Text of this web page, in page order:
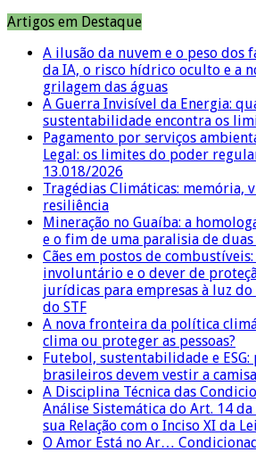
Artigos em Destaque
A ilusão da nuvem e o peso dos
da IA, o risco hídrico oculto e a
grilagem das águas
A Guerra Invisível da Energia:
sustentabilidade encontra os
Pagamento por serviços
Legal: os limites do poder
13.018/2026
Tragédias Climáticas: memória,
resiliência
Mineração no Guaíba: a
e o fim de uma paralisia de duas
Cães em postos de
involuntário e o dever de
jurídicas para empresas à luz
do STF
A nova fronteira da política
clima ou proteger as pessoas?
Futebol, sustentabilidade e
brasileiros devem vestir a
A Disciplina Técnica das
Análise Sistemática do Art. 14 da
sua Relação com o Inciso XI da
O Amor Está no Ar…